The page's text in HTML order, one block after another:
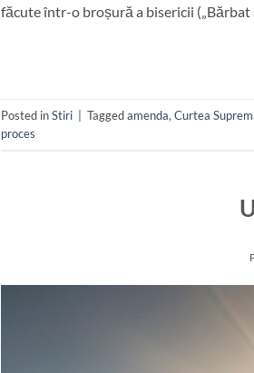
făcute într-o broșură a bisericii
Posted inStiri Taggedamenda, Curtea
proces